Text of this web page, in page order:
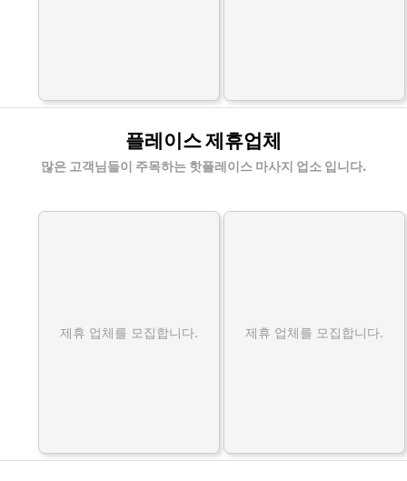
플레이스 제휴업체
많은 고객님들이 주목하는 핫플레이스 마사지 업소 입니다.
제휴 업체를 모집합니다. 제휴 업체를 모집합니다.